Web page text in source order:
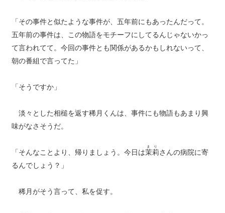
「その事件と似たような事件が、五年前にもあったんだって。
五年前の事件は、この物語をモチーフにしてるんじゃないかっ
て言われてて。今回の事件とも関係があるかもしれないって、
朝の番組で言ってた」
「そうですか」
淡々とした相槌を返す稀月くんは、事件にも物語もあまり興
味がなさそうだ。
「そんなことより、帰りましょう。今日は茉莉
まり
さんの病院に寄
るんでしょう？」
稀月がそう言って、私を促す。